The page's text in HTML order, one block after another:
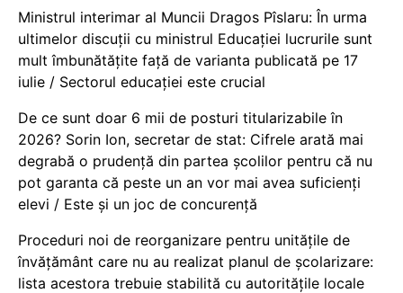
Ministrul interimar al Muncii Dragos Pîslaru: În urma
ultimelor discuții cu ministrul Educației lucrurile sunt
mult îmbunătățite față de varianta publicată pe 17
iulie / Sectorul educației este crucial
De ce sunt doar 6 mii de posturi titularizabile în
2026? Sorin Ion, secretar de stat: Cifrele arată mai
degrabă o prudență din partea școlilor pentru că nu
pot garanta că peste un an vor mai avea suficienți
elevi / Este și un joc de concurență
Proceduri noi de reorganizare pentru unitățile de
învățământ care nu au realizat planul de școlarizare:
lista acestora trebuie stabilită cu autoritățile locale